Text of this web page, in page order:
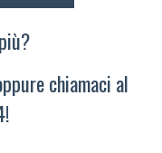
chiamaci al